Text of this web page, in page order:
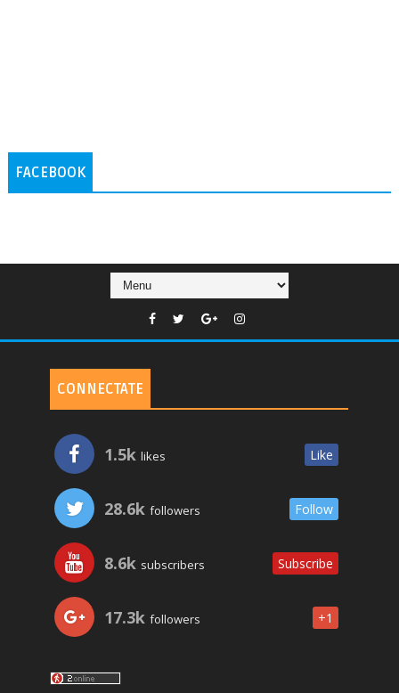
FACEBOOK
CONNECTATE
1.5k likes Like
28.6k followers Follow
8.6k subscribers Subscribe
17.3k followers +1